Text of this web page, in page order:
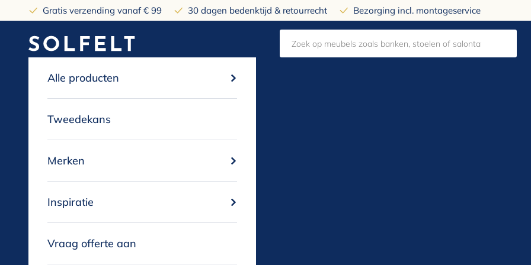
Naar inhoudGratis verzending vanaf € 99 30 dagen bedenktijd & retourrecht Bezorging incl. montageservice
solfelt
Alle producten
Tweedekans
Merken
Inspiratie
Vraag offerte aan